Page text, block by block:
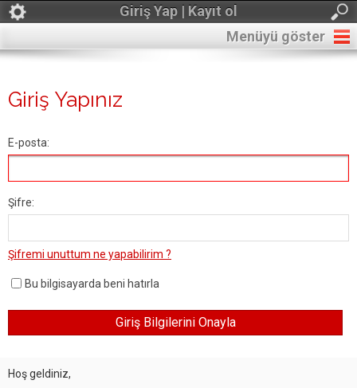
Giriş Yap | Kayıt ol
Menüyü göster
Giriş Yapınız
E-posta:
Şifre:
Şifremi unuttum ne yapabilirim ?
Bu bilgisayarda beni hatırla
Hoş geldiniz,